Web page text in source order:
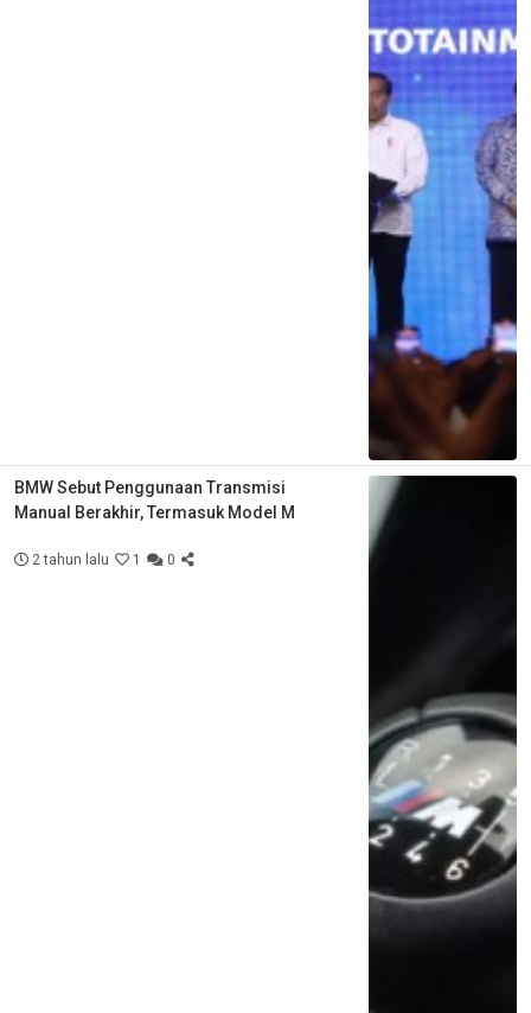
BMW Sebut Penggunaan Transmisi
Manual Berakhir, Termasuk Model M
2 tahun lalu 1 0